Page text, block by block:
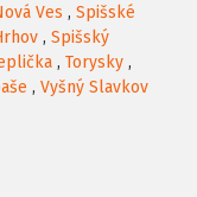
Ves , Spišské
, Spišský
, Torysky ,
, Vyšný Slavkov